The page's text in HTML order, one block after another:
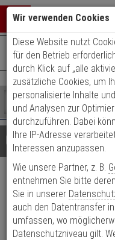
0
Shop
durchsuchen
Bitte
geben
Sie
mindestens
Zeichen
ein,
um
Suche
Es
wurde
noch
Kategorien
Suche
gestartet
+49 (0)821 899 493-0Mo. -
Details
ABUS
Produktmerkmale
Wir verwenden Cookies
Diese Website nutzt
für den Betrieb
durch Klick auf „alle
zusätzliche Cookies, um
personalisierte Inhalte
und Analysen zur
durchzuführen. Dabei
Ihre IP-Adresse
Interessen anzupassen.
Wie unsere Partner, z. B.
entnehmen Sie bitte
Sie in unserer
auch den Datentransfer in
umfassen, wo
Datenschutzniveau gilt.